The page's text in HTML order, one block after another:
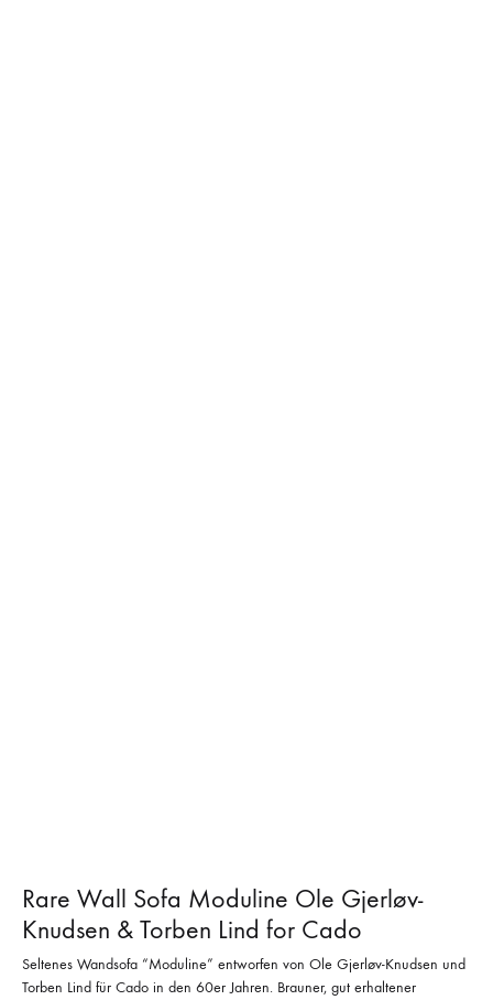
Rare Wall Sofa Moduline Ole Gjerløv-
Knudsen & Torben Lind for Cado
Seltenes Wandsofa “Moduline” entworfen von Ole Gjerløv-Knudsen und
Torben Lind für Cado in den 60er Jahren. Brauner, gut erhaltener